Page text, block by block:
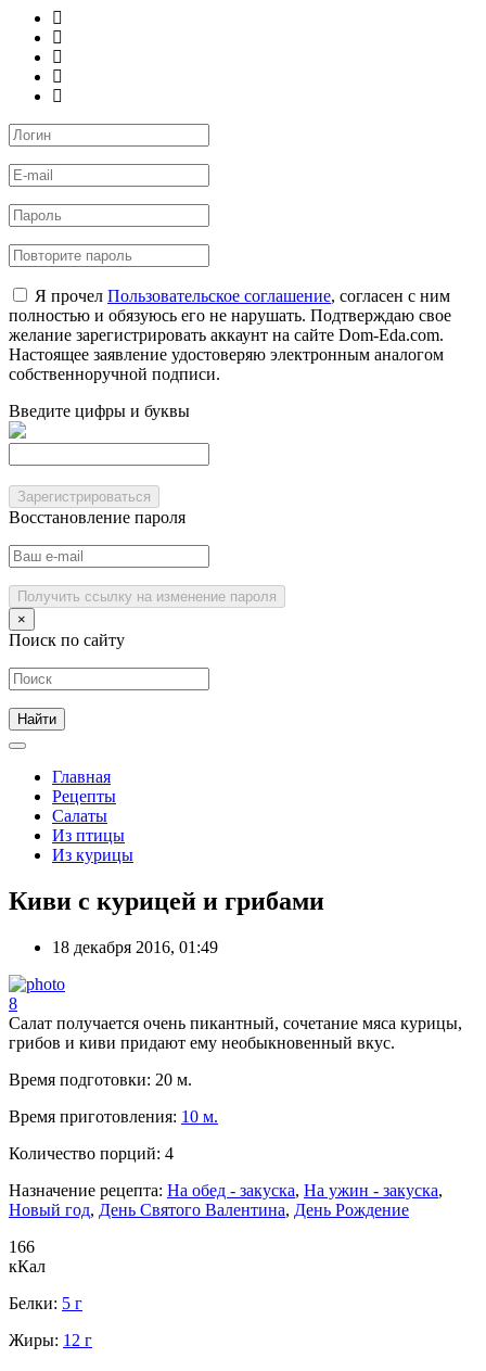
Я прочел Пользовательское соглашение, согласен с ним
полностью и обязуюсь его не нарушать. Подтверждаю свое
желание зарегистрировать аккаунт на сайте Dom-Eda.com.
Настоящее заявление удостоверяю электронным аналогом
собственноручной подписи.
Введите цифры и буквы
Зарегистрироваться
Восстановление пароля
Получить ссылку на изменение пароля
×
Поиск по сайту
Главная
Рецепты
Салаты
Из птицы
Из курицы
Киви с курицей и грибами
18 декабря 2016, 01:49
8
Салат получается очень пикантный, сочетание мяса курицы,
грибов и киви придают ему необыкновенный вкус.
Время подготовки: 20 м.
Время приготовления: 10 м.
Количество порций: 4
Назначение рецепта: На обед - закуска, На ужин - закуска,
Новый год, День Святого Валентина, День Рождение
166
кКал
Белки: 5 г
Жиры: 12 г